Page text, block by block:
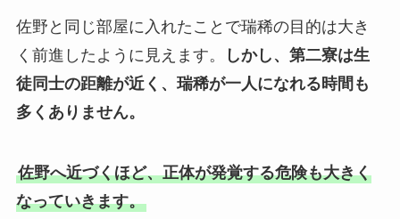
佐野と同じ部屋に入れたことで瑞稀の目的は大き
く前進したように見えます。
しかし、第二寮は生
徒同士の距離が近く、瑞稀が一人になれる時間も
多くありません。
佐野へ近づくほど、正体が発覚する危険も大きく
なっていきます。